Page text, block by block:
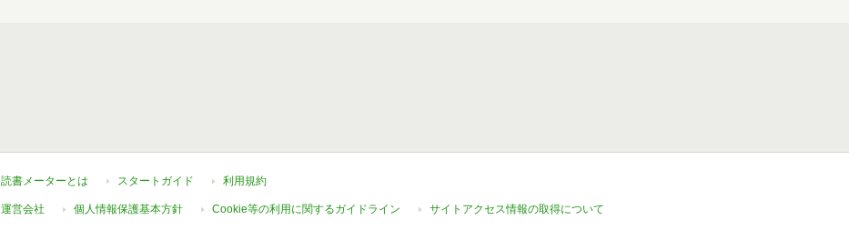
読書メーターとは スタートガイド 利用規約
運営会社 個人情報保護基本方針 Cookie等の利用に関するガイドライン サイトアクセス情報の取得について